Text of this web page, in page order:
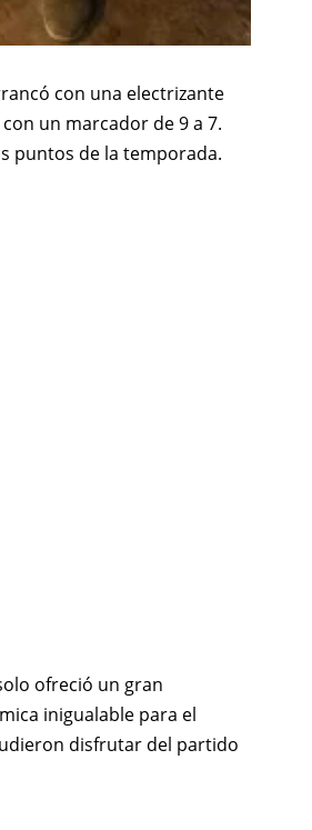
con una electrizante
con un marcador de 9 a 7.
puntos de la temporada.
ofreció un gran
inigualable para el
disfrutar del partido